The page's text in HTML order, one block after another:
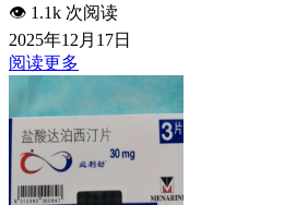
👁️ 1.1k 次阅读
2025年12月17日
阅读更多